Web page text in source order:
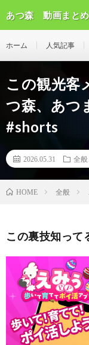
あつ森 動画まとめ
ホーム 人気記事
この観光客
つ森、あつ
#shorts
2026.05.31 全般
HOME 全般
この裏技知って